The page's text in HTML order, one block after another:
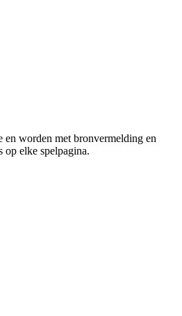
en worden met bronvermelding en
op elke spelpagina.